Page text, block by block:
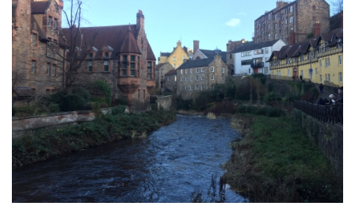
스 마켓이 더 예뻤던 것 같아요.
런던은 생각보다 크기가 많이 작기도 하고 캐롤도 틀어주지 않아서 크리스
마스 느낌이 거의 없는데,
에든버러는 캐롤도 다양하게 틀어주고 놀이기구들도 있고 사람들도 많아서
더 크리스마스 느낌도 있고 낭만있었습니다.
3) 해리포터 굿즈 샵
영국이 해리포터가 유명하지만 특히 에든버러가 해리포터로 유명해요.
그래서 빅토리아 스트릿에 해리포터 관련된 굿즈 샵들이 많았고
그 중에서 사람들이 줄 서서 들어가는 샵이 있었는데 들어가보니까 공간은
좁아도 아기자기하게 잘 꾸며져 있더라고요.
이런 굿즈샵들도 구경하는 재미가 있었어요 해리포터 관련해서 유명한 코끼